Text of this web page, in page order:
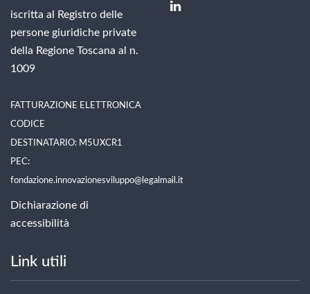
iscritta al Registro delle
persone giuridiche private
della Regione Toscana al n.
1009
FATTURAZIONE ELETTRONICA
CODICE
DESTINATARIO: M5UXCR1
PEC:
fondazione.innovazionesviluppo@legalmail.it
Dichiarazione di
accessibilità
Link utili